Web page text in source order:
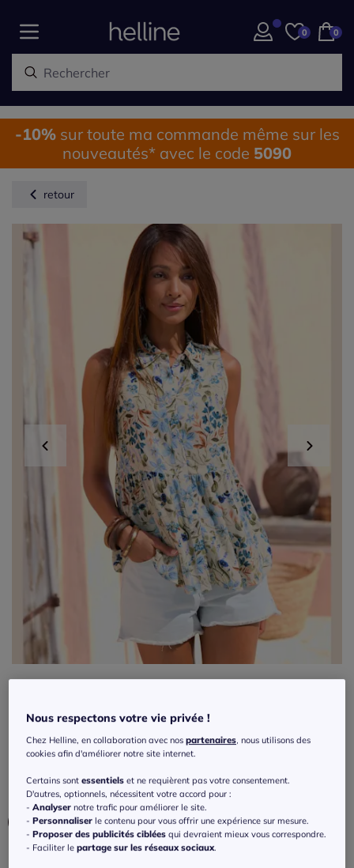
0 0
-10%sur toute ma commande même sur les
nouveautés* avec le code 5090
retour
imprimé fleuri
Réf : 505.676.007 4.6/5- 11 avis
Couleur :crème-bleu imprimé
Nous respectons votre vie privée !
Chez Helline, en collaboration avec nospartenaires, nous utilisons des
cookies afin d'améliorer notre site internet.
Certains sontessentiels et ne requièrent pas votre consentement.
D'autres, optionnels, nécessitent votre accord pour :
-Analyser notre trafic pour améliorer le site.
-Personnaliser le contenu pour vous offrir une expérience sur mesure.
-Proposer des publicités ciblées qui devraient mieux vous correspondre.
- Faciliter lepartage sur les réseaux sociaux.